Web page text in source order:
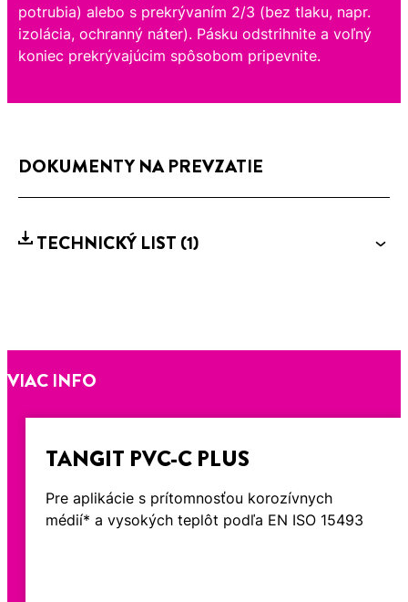
potrubia) alebo s prekrývaním 2/3 (bez tlaku, napr.
izolácia, ochranný náter). Pásku odstrihnite a voľný
koniec prekrývajúcim spôsobom pripevnite.
DOKUMENTY NA PREVZATIE
TECHNICKÝ LIST (1)
VIAC INFO
TANGIT PVC-C PLUS
Pre aplikácie s prítomnosťou korozívnych
médií* a vysokých teplôt podľa EN ISO 15493